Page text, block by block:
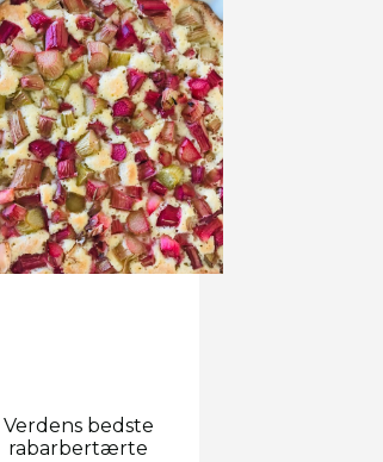
Verdens bedste
rabarbertærte